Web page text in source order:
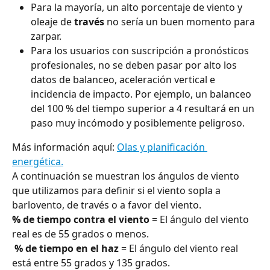
Para la mayoría, un alto porcentaje de viento y
oleaje de través no sería un buen momento para
zarpar.
Para los usuarios con suscripción a pronósticos
profesionales, no se deben pasar por alto los
datos de balanceo, aceleración vertical e
incidencia de impacto. Por ejemplo, un balanceo
del 100 % del tiempo superior a 4 resultará en un
paso muy incómodo y posiblemente peligroso.
Más información aquí: Olas y planificación
energética.
A continuación se muestran los ángulos de viento
que utilizamos para definir si el viento sopla a
barlovento, de través o a favor del viento.
% de tiempo contra el viento = El ángulo del viento
real es de 55 grados o menos.
% de tiempo en el haz = El ángulo del viento real
está entre 55 grados y 135 grados.